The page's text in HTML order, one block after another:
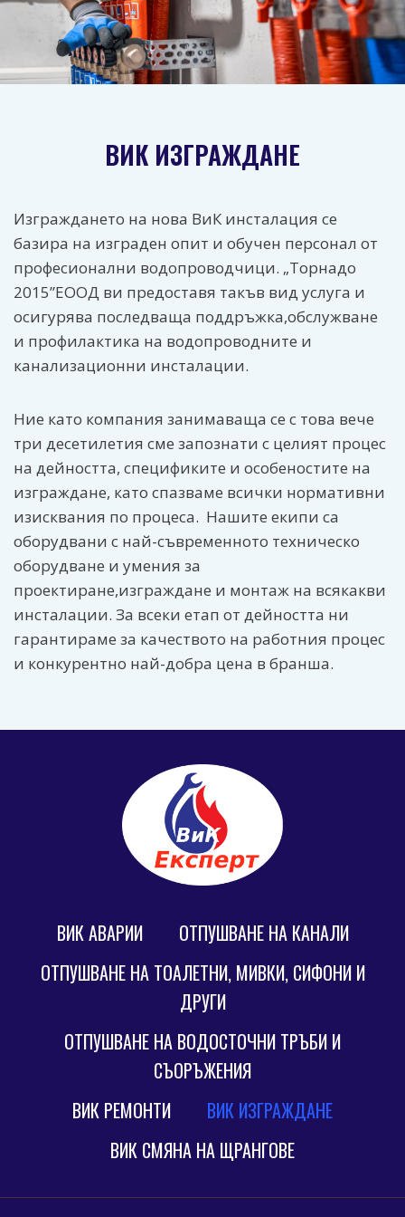
ВИК ИЗГРАЖДАНЕ
Изграждането на нова ВиК инсталация се
базира на изграден опит и обучен персонал от
професионални водопроводчици. „Торнадо
2015”ЕООД ви предоставя такъв вид услуга и
осигурява последваща поддръжка,обслужване
и профилактика на водопроводните и
канализационни инсталации.
Ние като компания занимаваща се с това вече
три десетилетия сме запознати с целият процес
на дейността, спецификите и особеностите на
изграждане, като спазваме всички нормативни
изисквания по процеса. Нашите екипи са
оборудвани с най-съвременното техническо
оборудване и умения за
проектиране,изграждане и монтаж на всякакви
инсталации. За всеки етап от дейността ни
гарантираме за качеството на работния процес
и конкурентно най-добра цена в бранша.
ВИК АВАРИИ
ОТПУШВАНЕ НА КАНАЛИ
ОТПУШВАНЕ НА ТОАЛЕТНИ, МИВКИ, СИФОНИ И
ДРУГИ
ОТПУШВАНЕ НА ВОДОСТОЧНИ ТРЪБИ И
СЪОРЪЖЕНИЯ
ВИК РЕМОНТИ
ВИК ИЗГРАЖДАНЕ
ВИК СМЯНА НА ЩРАНГОВЕ